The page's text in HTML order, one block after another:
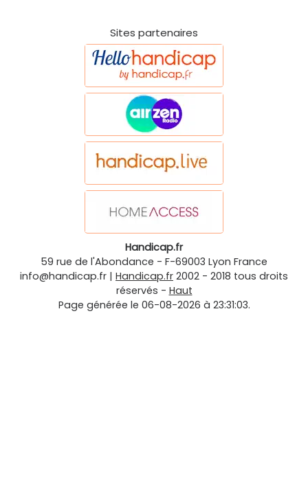
Sites partenaires
Handicap.fr
59 rue de l'Abondance - F-69003 Lyon France
info@handicap.fr | Handicap.fr 2002 - 2018 tous droits
réservés - Haut
Page générée le 06-08-2026 à 23:31:03.